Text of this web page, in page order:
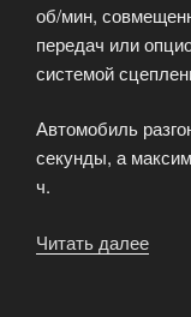
об/мин,
передач или
системой
Автомобиль
секунды, а
ч.
Читать далее